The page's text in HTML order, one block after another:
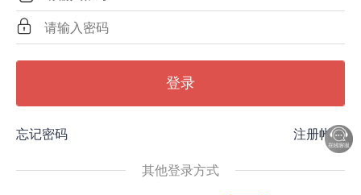
登录
忘记密码 注册帐号
其他登录方式